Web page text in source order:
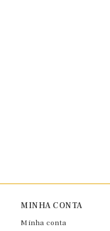
MINHA CONTA
Minha conta